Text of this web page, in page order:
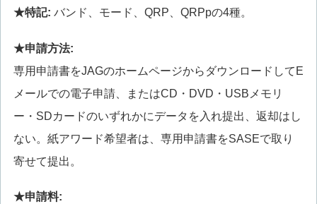
★特記: バンド、モード、QRP、QRPpの4種。
★申請方法:
専用申請書をJAGのホームページからダウンロードしてE
メールでの電子申請、またはCD・DVD・USBメモリ
ー・SDカードのいずれかにデータを入れ提出、返却はし
ない。紙アワード希望者は、専用申請書をSASEで取り
寄せて提出。
★申請料: